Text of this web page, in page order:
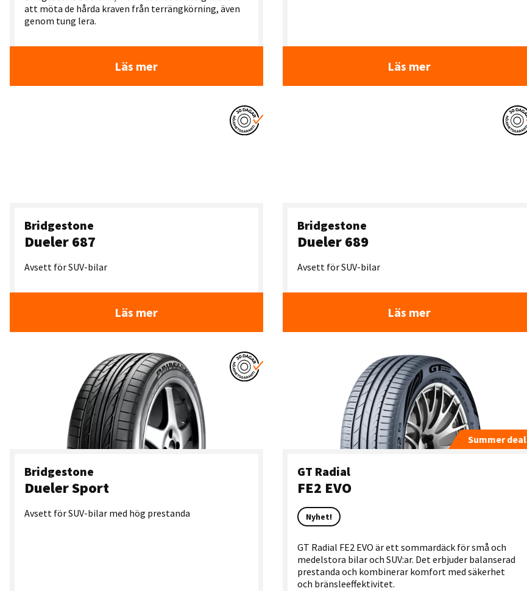
att möta de hårda kraven från terrängkörning, även
genom tung lera.
Läs mer Läs mer
Bridgestone
Dueler 687
Avsett för SUV-bilar
Läs mer
Bridgestone
Dueler 689
Avsett för SUV-bilar
Läs mer
Bridgestone
Dueler Sport
Avsett för SUV-bilar med hög prestanda
Summer deal
GT Radial
FE2 EVO
Nyhet!
GT Radial FE2 EVO är ett sommardäck för små och
medelstora bilar och SUV:ar. Det erbjuder balanserad
prestanda och kombinerar komfort med säkerhet
och bränsleeffektivitet.